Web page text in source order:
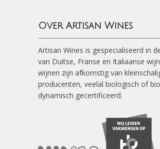
Over Artisan Wines
Artisan Wines is gespecialiseerd in
van Duitse, Franse en Italiaanse
wijnen zijn afkomstig van
producenten, veelal biologisch of
dynamisch gecertificeerd.